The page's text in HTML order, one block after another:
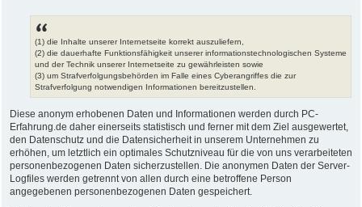
(1) die Inhalte unserer Internetseite korrekt auszuliefern,
(2) die dauerhafte Funktionsfähigkeit unserer informationstechnologischen Systeme
und der Technik unserer Internetseite zu gewährleisten sowie
(3) um Strafverfolgungsbehörden im Falle eines Cyberangriffes die zur
Strafverfolgung notwendigen Informationen bereitzustellen.
Diese anonym erhobenen Daten und Informationen werden durch PC-
Erfahrung.de daher einerseits statistisch und ferner mit dem Ziel ausgewertet,
den Datenschutz und die Datensicherheit in unserem Unternehmen zu
erhöhen, um letztlich ein optimales Schutzniveau für die von uns verarbeiteten
personenbezogenen Daten sicherzustellen. Die anonymen Daten der Server-
Logfiles werden getrennt von allen durch eine betroffene Person
angegebenen personenbezogenen Daten gespeichert.